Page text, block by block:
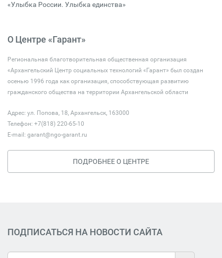
«Улыбка России. Улыбка единства»
О Центре «Гарант»
Региональная благотворительная общественная организация
«Архангельский Центр социальных технологий «Гарант» был создан
осенью 1996 года как организация, способствующая развитию
гражданского общества на территории Архангельской области
Адрес: ул. Попова, 18, Архангельск, 163000
Телефон: +7(818) 220-65-10
E-mail: garant@ngo-garant.ru
ПОДРОБНЕЕ О ЦЕНТРЕ
ПОДПИСАТЬСЯ НА НОВОСТИ САЙТА